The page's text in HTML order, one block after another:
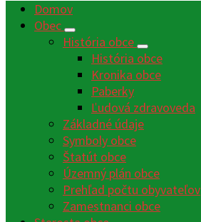
Domov
Obec
História obce
História obce
Kronika obce
Paberky
Ľudová zdravoveda
Základné údaje
Symboly obce
Štatút obce
Územný plán obce
Prehľad počtu obyvateľov
Zamestnanci obce